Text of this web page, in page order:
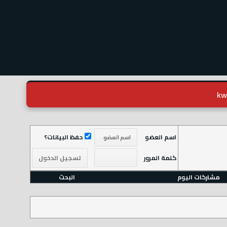
اسم العضو
حفظ البيانات؟
كلمة المرور
مشاركات اليوم البحث